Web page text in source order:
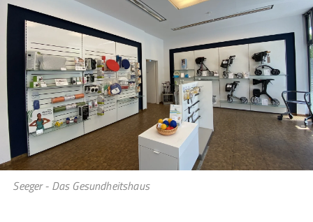
Seeger - Das Gesundheitshaus